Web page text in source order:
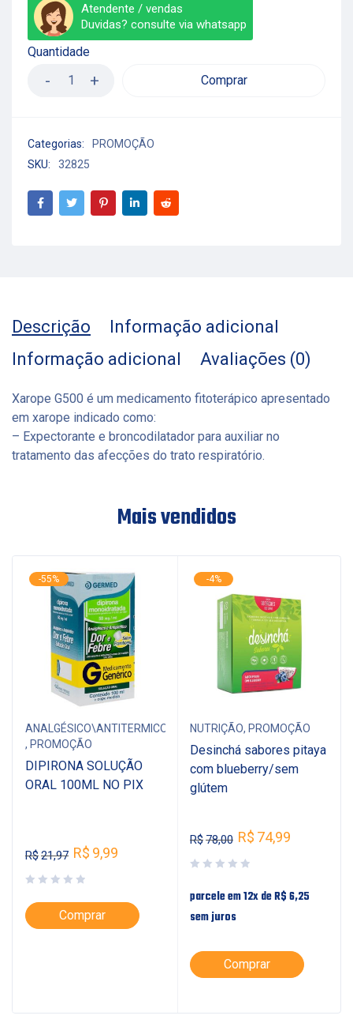
Atendente / vendas
Duvidas? consulte via whatsapp
Quantidade
Comprar
Categorias:
PROMOÇÃO
SKU:
32825
Descrição
Informação adicional
Informação adicional
Avaliações (0)
Xarope G500 é um medicamento fitoterápico apresentado
em xarope indicado como:
– Expectorante e broncodilatador para auxiliar no
tratamento das afecções do trato respiratório.
Mais vendidos
-55%
ANALGÉSICO\ANTITERMICO
, PROMOÇÃO
DIPIRONA SOLUÇÃO
ORAL 100ML NO PIX
R$21,97 R$ 9,99
Comprar
-4%
NUTRIÇÃO, PROMOÇÃO
Desinchá sabores pitaya
com blueberry/sem
glútem
R$78,00 R$ 74,99
parcele em 12x deR$6,25
sem juros
Comprar